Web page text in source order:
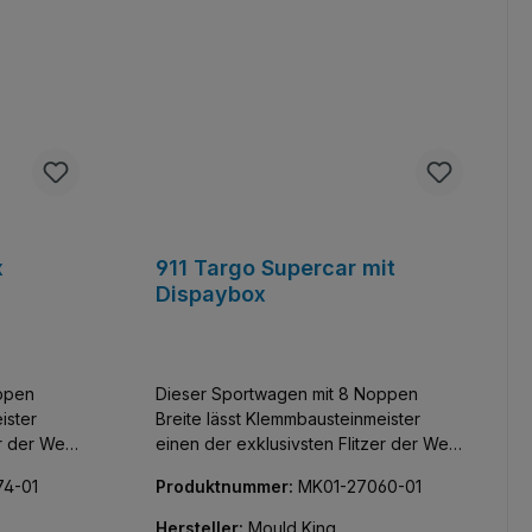
der Welt
jedem
01
911 Targo Supercar mit
Dispaybox
Dieser Sportwagen mit 8 Noppen
Breite lässt Klemmbausteinmeister
einen der exklusivsten Flitzer der Welt
detailgetreue Nachbildung eines
Porsche 911 Targa. Faszinierend aus
Produktnummer: MK01-27060-01
Hersteller: Mould King